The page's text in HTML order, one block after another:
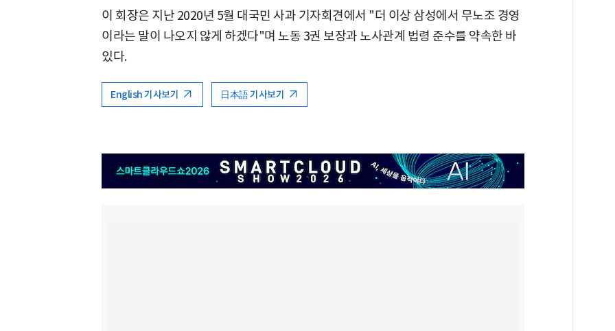
이 회장은 지난 2020년 5월 대국민 사과 기자회견에서 "더 이상 삼성에서 무노조 경영
이라는 말이 나오지 않게 하겠다"며 노동 3권 보장과 노사관계 법령 준수를 약속한 바
있다.
English 기사보기 日本語 기사보기